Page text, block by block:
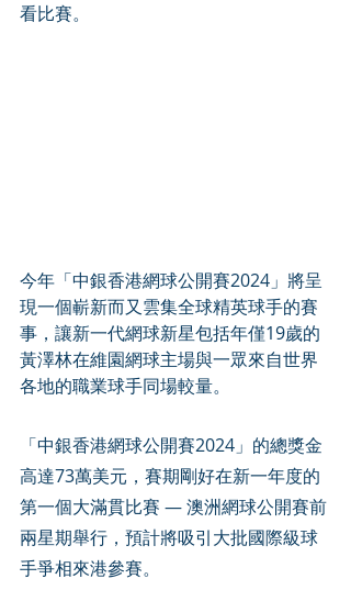
看比賽。
今年「中銀香港網球公開賽2024」將呈
現一個嶄新而又雲集全球精英球手的賽
事，讓新一代網球新星包括年僅19歲的
黃澤林在維園網球主場與一眾來自世界
各地的職業球手同場較量。
「中銀香港網球公開賽2024」的總獎金
高達73萬美元，賽期剛好在新一年度的
第一個大滿貫比賽 — 澳洲網球公開賽前
兩星期舉行，預計將吸引大批國際級球
手爭相來港參賽。